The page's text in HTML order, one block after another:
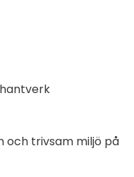
och trivsam miljö på